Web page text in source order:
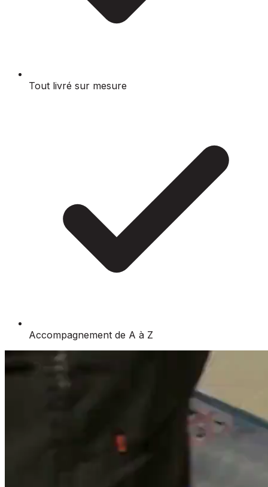
Tout livré sur mesure
Accompagnement de A à Z